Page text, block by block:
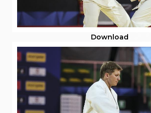
Download